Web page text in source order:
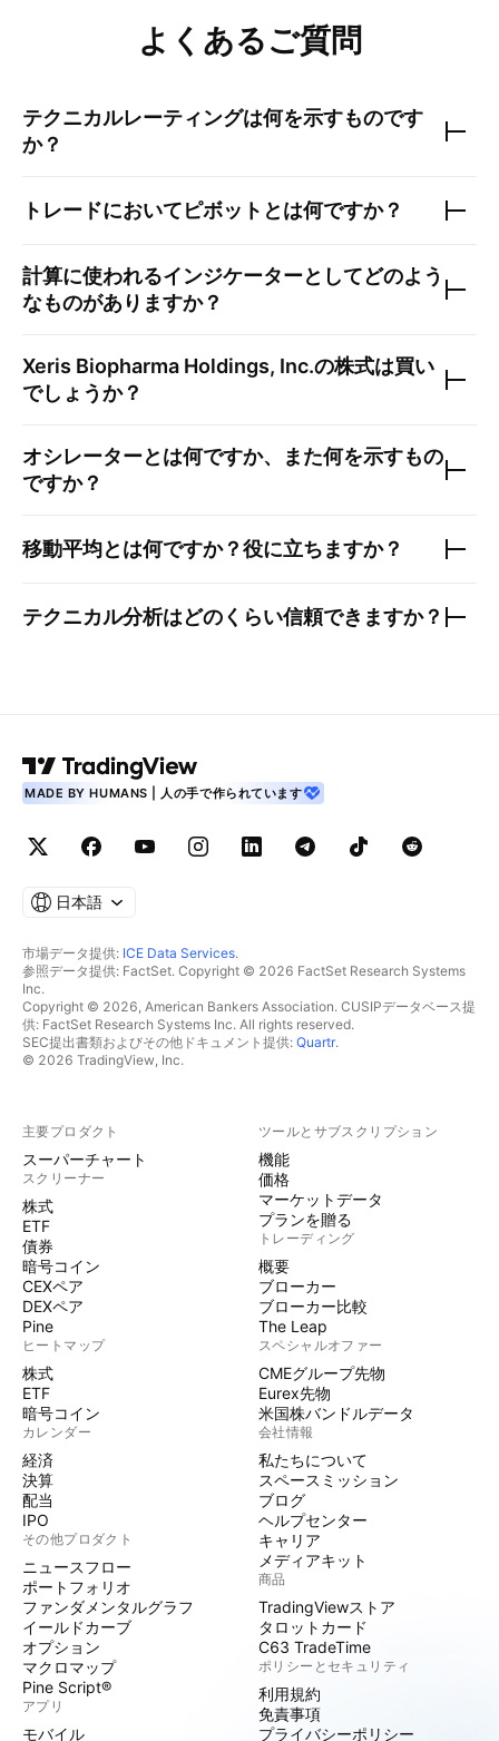
よくあるご質問
テクニカルレーティングは何を示すものです
か？
トレードにおいてピボットとは何ですか？
計算に使われるインジケーターとしてどのよう
なものがありますか？
Xeris Biopharma Holdings, Inc.の株式は買い
でしょうか？
オシレーターとは何ですか、また何を示すもの
ですか？
移動平均とは何ですか？役に立ちますか？
テクニカル分析はどのくらい信頼できますか？
MADE BY HUMANS | 人の手で作られています
日本語
市場データ提供: ICE Data Services.
参照データ提供: FactSet. Copyright © 2026 FactSet Research Systems
Inc.
Copyright © 2026, American Bankers Association. CUSIPデータベース提
供: FactSet Research Systems Inc. All rights reserved.
SEC提出書類およびその他ドキュメント提供: Quartr.
© 2026 TradingView, Inc.
主要プロダクト
スーパーチャート
スクリーナー
株式
ETF
債券
暗号コイン
CEXペア
DEXペア
Pine
ヒートマップ
株式
ETF
暗号コイン
カレンダー
経済
決算
配当
IPO
その他プロダクト
ニュースフロー
ポートフォリオ
ファンダメンタルグラフ
イールドカーブ
オプション
マクロマップ
Pine Script®
アプリ
モバイル
ツールとサブスクリプション
機能
価格
マーケットデータ
プランを贈る
トレーディング
概要
ブローカー
ブローカー比較
The Leap
スペシャルオファー
CMEグループ先物
Eurex先物
米国株バンドルデータ
会社情報
私たちについて
スペースミッション
ブログ
ヘルプセンター
キャリア
メディアキット
商品
TradingViewストア
タロットカード
C63 TradeTime
ポリシーとセキュリティ
利用規約
免責事項
プライバシーポリシー